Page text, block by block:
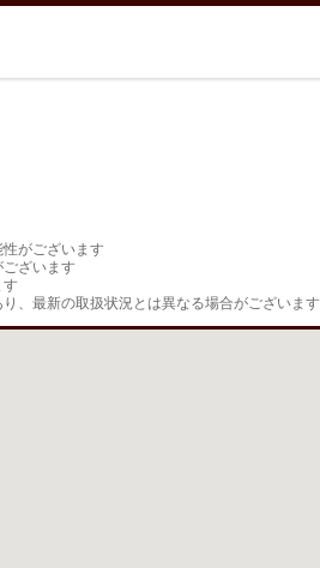
がございます
ざいます
、最新の取扱状況とは異なる場合がございます